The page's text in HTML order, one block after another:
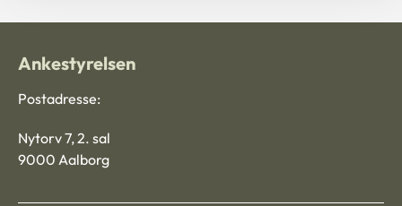
Ankestyrelsen
Postadresse:
Nytorv 7, 2. sal
9000 Aalborg